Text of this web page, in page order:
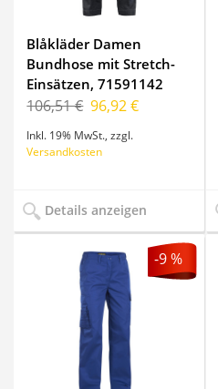
Blåkläder Damen
Bundhose mit Stretch-
Einsätzen, 71591142
106,51 € 96,92 €
Inkl. 19% MwSt. ,zzgl.
Versandkosten
Details anzeigen
-9 %